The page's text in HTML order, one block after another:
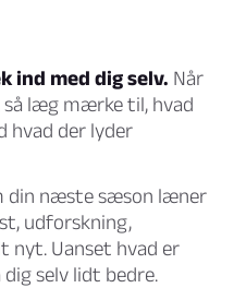
ind med dig selv. Når
så læg mærke til, hvad
hvad der lyder
din næste sæson læner
udforskning,
nyt. Uanset hvad er
selv lidt bedre.